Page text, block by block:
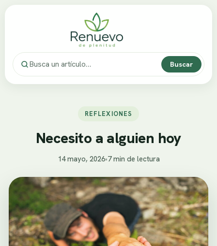
Buscar
REFLEXIONES
Necesito a alguien hoy
14 mayo, 2026•7 min de lectura